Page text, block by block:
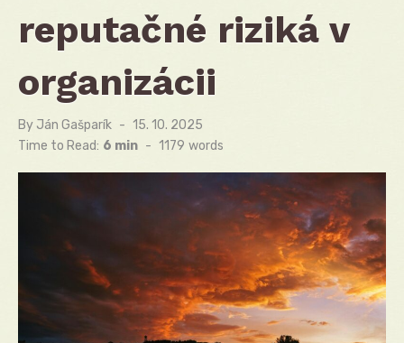
reputačné riziká v
organizácii
By Ján Gašparík
Posted
on
15. 10. 2025
Time to Read: 6 min - 1179 words